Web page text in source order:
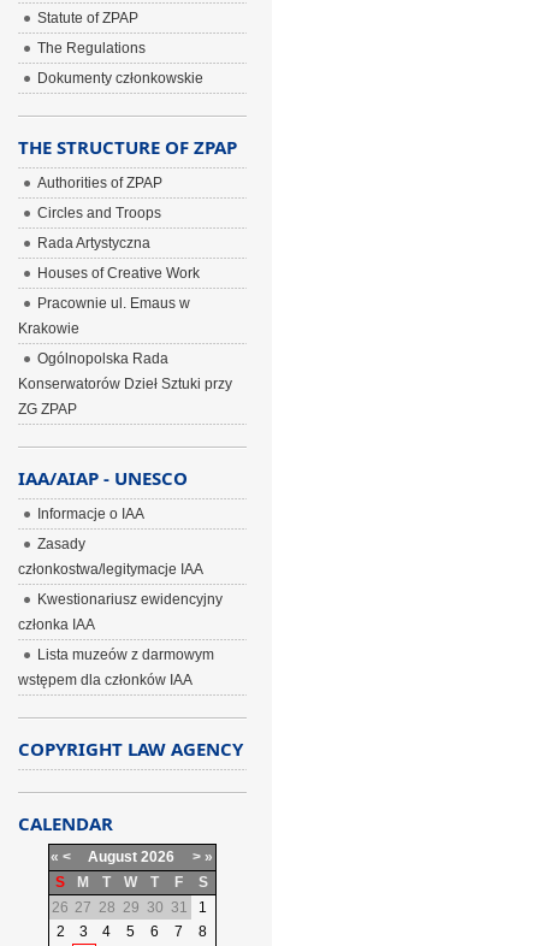
Statute of ZPAP
The Regulations
Dokumenty członkowskie
THE STRUCTURE OF ZPAP
Authorities of ZPAP
Circles and Troops
Rada Artystyczna
Houses of Creative Work
Pracownie ul. Emaus w
Krakowie
Ogólnopolska Rada
Konserwatorów Dzieł Sztuki przy
ZG ZPAP
IAA/AIAP - UNESCO
Informacje o IAA
Zasady
członkostwa/legitymacje IAA
Kwestionariusz ewidencyjny
członka IAA
Lista muzeów z darmowym
wstępem dla członków IAA
COPYRIGHT LAW AGENCY
CALENDAR
« < August 2026 > »
S
M T W T F
S
26 27 28 29 30 31
1
2
3 4 5 6 7
8